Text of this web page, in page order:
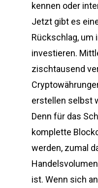
kennen oder
Jetzt gibt es
Rückschlag, um
investieren.
zischtausend
erstellen selbst
Denn für das
komplette
werden, zumal
ist. Wenn sich